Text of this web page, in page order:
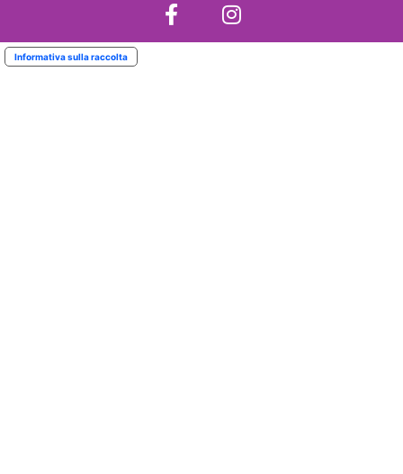
Informativa sulla raccolta